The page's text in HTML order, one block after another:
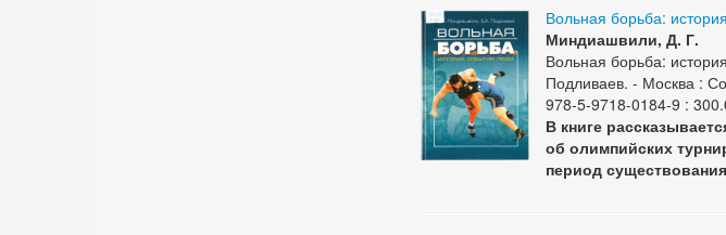
Вольная борьба:
Миндиашвили, Д. Г.
Вольная борьба:
Подливаев. - Москва :
978-5-9718-0184-9 :
В книге
об олимпийских
период